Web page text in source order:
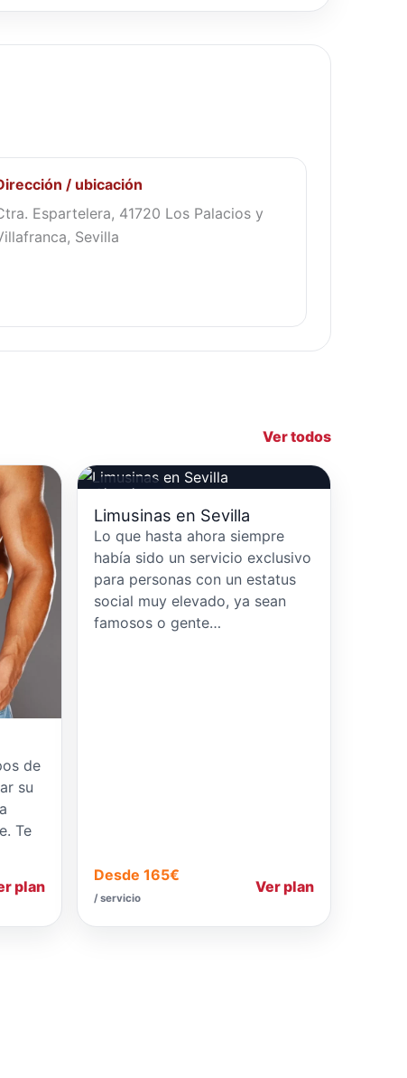
/ ubicación
Espartelera, 41720 Los Palacios y
Sevilla
Ver todos
de
su
Te
plan
Limusinas
Limusinas en Sevilla
Lo que hasta ahora siempre
había sido un servicio exclusivo
para personas con un estatus
social muy elevado, ya sean
famosos o gente…
Desde 165€
/ servicio
Ver plan